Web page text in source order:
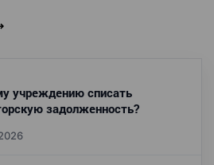
учреждению списать
задолженность?